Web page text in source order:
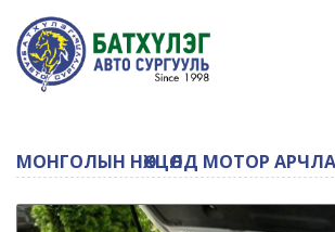
МОНГОЛЫН НӨХЦӨЛД МОТОР АРЧЛАХ